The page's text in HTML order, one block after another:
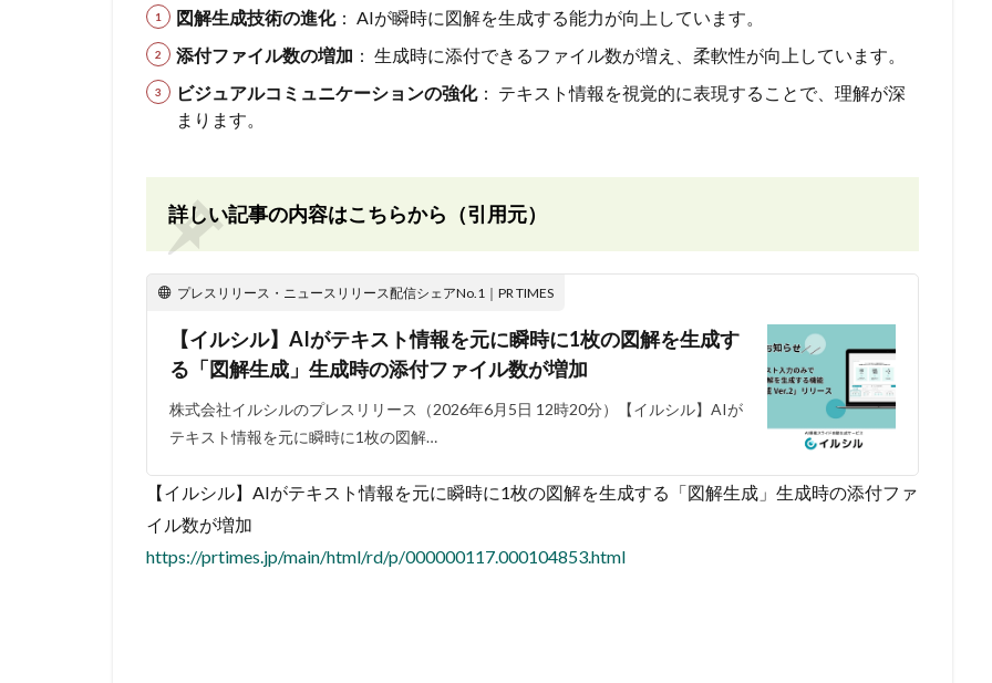
図解生成技術の進化： AIが瞬時に図解を生成する能力が向上しています。
添付ファイル数の増加 ： 生成時に添付できるファイル数が増え、柔軟性が向上しています。
ビジュアルコミュニケーションの強化： テキスト情報を視覚的に表現することで、理解が深
まります。
詳しい記事の内容はこちらから（引用元）
プレスリリース・ニュースリリース配信シェアNo.1｜PR TIMES
【イルシル】AIがテキスト情報を元に瞬時に1枚の図解を生成す
る「図解生成」生成時の添付ファイル数が増加
株式会社イルシルのプレスリリース（2026年6月5日 12時20分）【イルシル】AIが
テキスト情報を元に瞬時に1枚の図解…
【イルシル】AIがテキスト情報を元に瞬時に1枚の図解を生成する「図解生成」生成時の添付ファ
イル数が増加
https://prtimes.jp/main/html/rd/p/000000117.000104853.html